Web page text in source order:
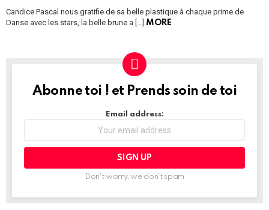
Candice Pascal nous gratifie de sa belle plastique à chaque prime de
Danse avec les stars, la belle brune a […] MORE
NEWSLETTER
Abonne toi ! et Prends soin de toi
Email address:
Don't worry, we don't spam